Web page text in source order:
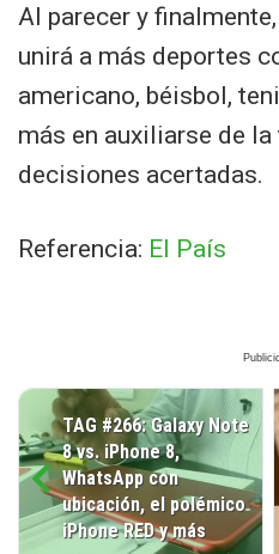
Al parecer y
unirá a más deportes
americano, béisbol,
más en auxiliarse de
decisiones acertadas.
Referencia: El País
TAG #266: Galaxy Note
8 vs. iPhone 8,
WhatsApp con
ubicación, el polémico
iPhone RED y más